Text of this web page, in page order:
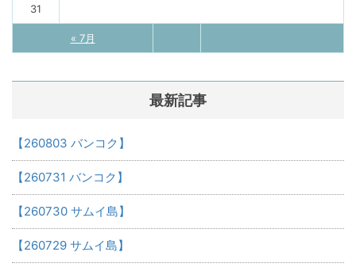
« 7月
31
最新記事
【260803 バンコク】
【260731 バンコク】
【260730 サムイ島】
【260729 サムイ島】